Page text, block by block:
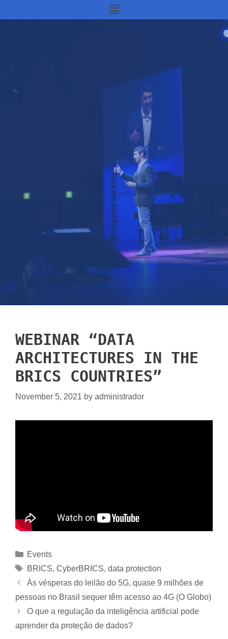
WEBINAR “DATA
ARCHITECTURES IN THE
BRICS COUNTRIES”
November 5, 2021 by administrador
Events
BRICS, CyberBRICS, data protection
Às vésperas do leilão do 5G, quase 9 milhões de
pessoas no Brasil sequer têm acesso ao 4G (O Globo)
O que a regulação da inteligência artificial pode
aprender da proteção de dados?